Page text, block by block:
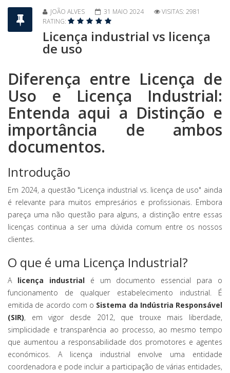
JOÃO ALVES 31 MAIO 2024
VISITAS: 2981
RATING:
Licença industrial vs licença
de uso
Diferença entre Licença de
Uso e Licença Industrial:
Entenda aqui a Distinção e
importância de ambos
documentos.
Introdução
Em 2024, a questão "Licença industrial vs. licença de uso" ainda
é relevante para muitos empresários e profissionais. Embora
pareça uma não questão para alguns, a distinção entre essas
licenças continua a ser uma dúvida comum entre os nossos
clientes.
O que é uma Licença Industrial?
A licença industrialé um documento essencial para o
funcionamento de qualquer estabelecimento industrial. É
emitida de acordo com o Sistema da Indústria Responsável
(SIR), em vigor desde 2012, que trouxe mais liberdade,
simplicidade e transparência ao processo, ao mesmo tempo
que aumentou a responsabilidade dos promotores e agentes
económicos. A licença industrial envolve uma entidade
coordenadora e pode incluir a participação de várias entidades,